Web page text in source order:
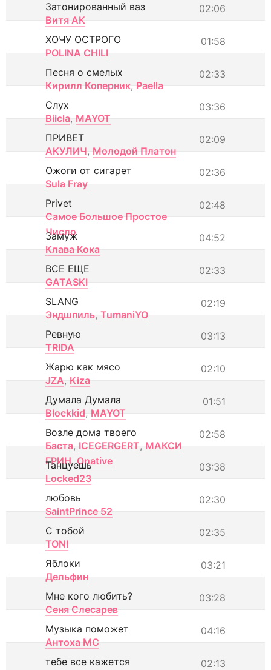
02:06
Затонированный ваз
Витя АК
01:58
ХОЧУ ОСТРОГО
POLINA CHILI
02:33
Песня о смелых
Кирилл Коперник, Paella
03:36
Слух
Biicla, MAYOT
02:09
ПРИВЕТ
АКУЛИЧ, Молодой Платон
02:36
Ожоги от сигарет
Sula Fray
02:48
Privet
Самое Большое Простое
Число
04:52
Замуж
Клава Кока
02:33
ВСЕ ЕЩЕ
GATASKI
02:19
SLANG
Эндшпиль, TumaniYO
03:13
Ревную
TRIDA
02:10
Жарю как мясо
JZA, Kiza
01:51
Думала Думала
Blockkid, MAYOT
02:58
Возле дома твоего
Баста, ICEGERGERT, МАКСИ
ГРИН, Onative 03:38
Танцуешь
Locked23
02:30
любовь
SaintPrince 52
02:35
С тобой
TONI
03:21
Яблоки
Дельфин
03:28
Мне кого любить?
Сеня Слесарев
04:16
Музыка поможет
Антоха МС
02:13
тебе все кажется